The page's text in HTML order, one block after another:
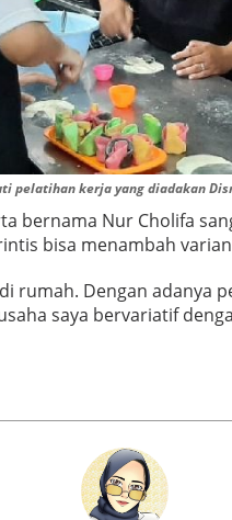
pelatihan kerja yang diadakan
bernama Nur Cholifa
bisa menambah
rumah. Dengan adanya
saya bervariatif